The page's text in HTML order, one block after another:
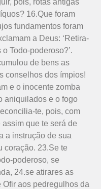
16.Que foram
fundamentos foram
a Deus: ‘Retira-
Todo-poderoso?’.
de bens as
conselhos dos ímpios!
e o inocente zomba
aniquilados e o fogo
te, pois, com
que te será de
a instrução de sua
coração. 23.Se te
poderoso, se
24.se atirares as
Ofir aos pedregulhos da